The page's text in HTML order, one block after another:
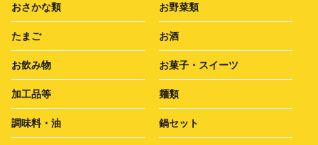
おさかな類 お野菜類
たまご お酒
お飲み物 お菓子・スイーツ
加工品等 麺類
調味料・油 鍋セット